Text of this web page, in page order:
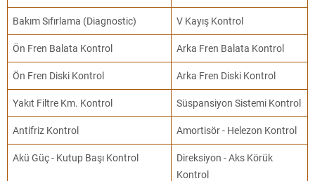
Bakım Sıfırlama (Diagnostic) V Kayış Kontrol
Ön Fren Balata Kontrol Arka Fren Balata Kontrol
Ön Fren Diski Kontrol Arka Fren Diski Kontrol
Yakıt Filtre Km. Kontrol Süspansiyon Sistemi Kontrol
Antifriz Kontrol Amortisör - Helezon Kontrol
Akü Güç - Kutup Başı Kontrol
Direksiyon - Aks Körük
Kontrol